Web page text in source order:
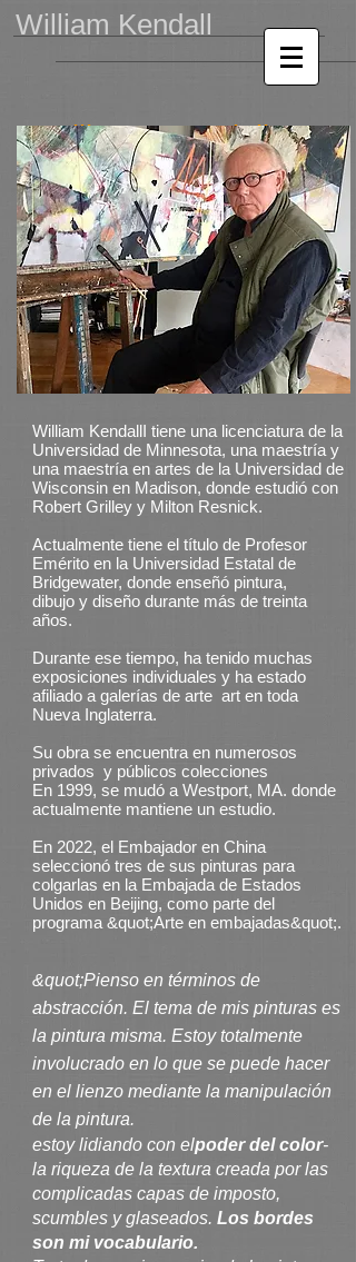
William Kendall
Guillermo Kendall
William KendallI tiene una licenciatura de la
Universidad de Minnesota, una maestría y
una maestría en artes de la Universidad de
Wisconsin en Madison, donde estudió con
Robert Grilley y Milton Resnick.
Actualmente tiene el título de Profesor
Emérito en la Universidad Estatal de
Bridgewater, donde enseñó pintura,
dibujo y diseño durante más de treinta
años.
Durante ese tiempo, ha tenido muchas
exposiciones individuales y ha estado
afiliado a galerías de arte art en toda
Nueva Inglaterra.
Su obra se encuentra en numerosos
privados y públicos colecciones
En 1999, se mudó a Westport, MA. donde
actualmente mantiene un estudio.
En 2022, el Embajador en China
seleccionó tres de sus pinturas para
colgarlas en la Embajada de Estados
Unidos en Beijing, como parte del
programa &quot;Arte en embajadas&quot;.
&quot;Pienso en términos de
abstracción. El tema de mis pinturas es
la pintura misma. Estoy totalmente
involucrado en lo que se puede hacer
en el lienzo mediante la manipulación
de la pintura.
estoy lidiando con elpoder del color-
la riqueza de la textura creada por las
complicadas capas de imposto,
scumbles y glaseados. Los bordes
son mi vocabulario.